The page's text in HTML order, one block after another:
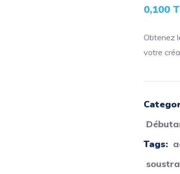
0,100
Obtenez
votre
Tags: